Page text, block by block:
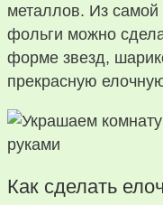
металлов. Из
фольги можно
форме звезд,
прекрасную
Как сделать